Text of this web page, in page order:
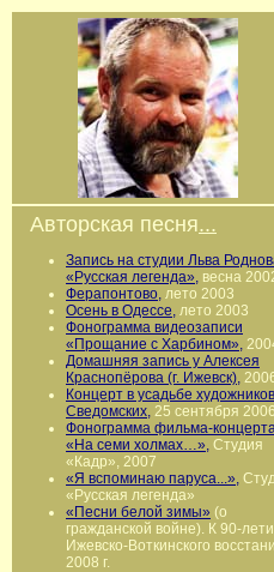
Авторская песня...
Запись на студии Льва
«Русская легенда», весна
Ферапонтово, лето 2003
Осень в Одессе, лето 2003
Фонограмма видеозаписи
«Прощание с Харбином»,
Домашняя запись у Алексея
Краснопёрова (г. Ижевск),
Концерт в усадьбе художников
Сведомских, 25 сентября 2006
Фонограмма фильма-
«На семи холмах…», Студия
«Кадр», 2007
«Я вспоминаю паруса...»,
«Русская легенда»
«Песни белой зимы» (о
гражданской войне). К 90-
Ижевско-Воткинского
2008 г.